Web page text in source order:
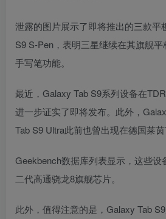
泄露的图片展示了即将推出的三款平
S9 S-Pen，表明三星继续在其旗舰
手写笔功能。
最近，Galaxy Tab S9系列设备在
进一步证实了即将发布。此外，
Tab S9 Ultra此前也曾出现在德国莱茵
Geekbench数据库列表显示，这些设
二代高通骁龙8旗舰芯片。
此外，值得注意的是，Galaxy Tab